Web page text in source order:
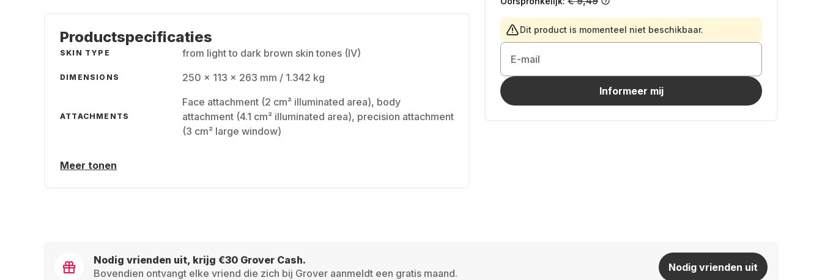
Dit product is momenteel niet beschikbaar.
E-mail
Informeer mij
Productspecificaties
SKIN TYPE from light to dark brown skin tones (IV)
DIMENSIONS 250 x 113 x 263 mm / 1.342 kg
ATTACHMENTS
Face attachment (2 cm² illuminated area), body
attachment (4.1 cm² illuminated area), precision attachment
(3 cm² large window)
Meer tonen
Nodig vrienden uit, krijg €30 Grover Cash.
Bovendien ontvangt elke vriend die zich bij Grover aanmeldt een gratis maand.
Nodig vrienden uit